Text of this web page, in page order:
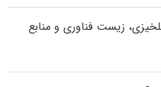
زیست فناوری و منابع